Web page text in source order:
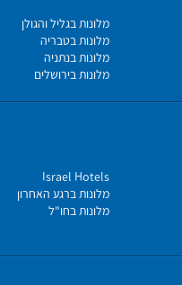
מלונות בגליל והגולן
מלונות בטבריה
מלונות בנתניה
מלונות בירושלים
Israel Hotels
מלונות ברגע האחרון
מלונות בחו"ל